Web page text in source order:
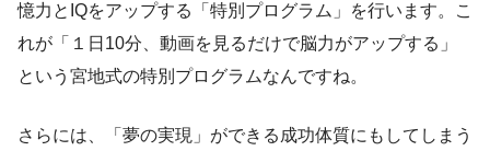
憶力とIQをアップする「特別プログラム」を行います。こ
れが「１日10分、動画を見るだけで脳力がアップする」
という宮地式の特別プログラムなんですね。
さらには、「夢の実現」ができる成功体質にもしてしまう